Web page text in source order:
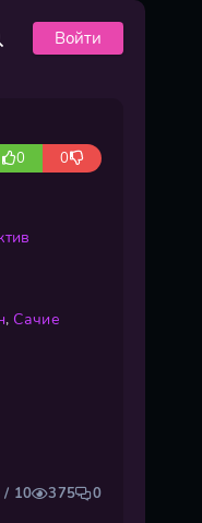
Войти
0 0
, Сачие
/ 10 375 0